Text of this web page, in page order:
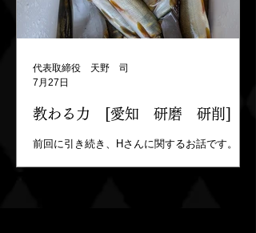
い
い小説を書くときは、業を感じる-- 私は作家
ではありません。しかし天野研磨の魅力を発信
て、自分自身が経験し感じたことが、少しでも
誰かの役に立てばという想いでこのコラムを書
ることなく、一つ一つの文章を真摯に綴ってい
にて大きな地震が発生したようです。被害にあ
教わる力 [愛知 研磨 研削]
前回に引き続き、Hさんに関するお話です。
代表取締役 天野 司
7月27日